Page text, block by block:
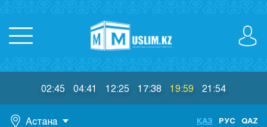
02:45 04:41 12:25 17:38 19:59 21:54
Астана ҚАЗ РУС QAZ